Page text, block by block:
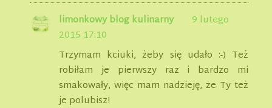
limonkowy blog kulinarny
9 lutego
2015 17:10
Trzymam kciuki, żeby się udało :-) Też
robiłam je pierwszy raz i bardzo mi
smakowały, więc mam nadzieję, że Ty też
je polubisz!